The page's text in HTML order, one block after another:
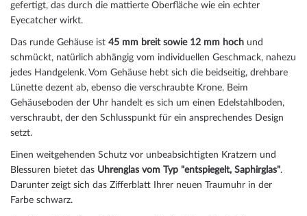
gefertigt, das durch die mattierte Oberfläche wie ein echter
Eyecatcher wirkt.
Das runde Gehäuse ist 45 mm breit sowie 12 mm hoch und
schmückt, natürlich abhängig vom individuellen Geschmack, nahezu
jedes Handgelenk. Vom Gehäuse hebt sich die beidseitig, drehbare
Lünette dezent ab, ebenso die verschraubte Krone. Beim
Gehäuseboden der Uhr handelt es sich um einen Edelstahlboden,
verschraubt, der den Schlusspunkt für ein ansprechendes Design
setzt.
Einen weitgehenden Schutz vor unbeabsichtigten Kratzern und
Blessuren bietet das Uhrenglas vom Typ "entspiegelt, Saphirglas".
Darunter zeigt sich das Zifferblatt Ihrer neuen Traumuhr in der
Farbe schwarz.